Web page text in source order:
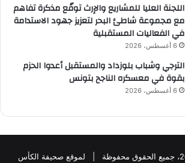
اللجنة العليا للمشاريع والإرث توقّع مذكرة تفاهم
مع مجموعة شاطئ البحر لتعزيز جهود الاستدامة
في الفعاليات المستقبلية
6 أغسطس، 2026
الترجي وشباب بلوزداد والمستقبل أعدوا الحزم
بقوة في معسكره الناجح بتونس
6 أغسطس، 2026
© حقوق النشر 2026، جميع الحقوق محفوظة | لموقع صحيفة الكأس